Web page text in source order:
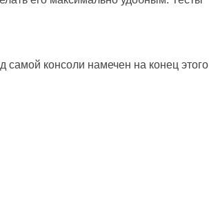
консоли намечен на конец этого